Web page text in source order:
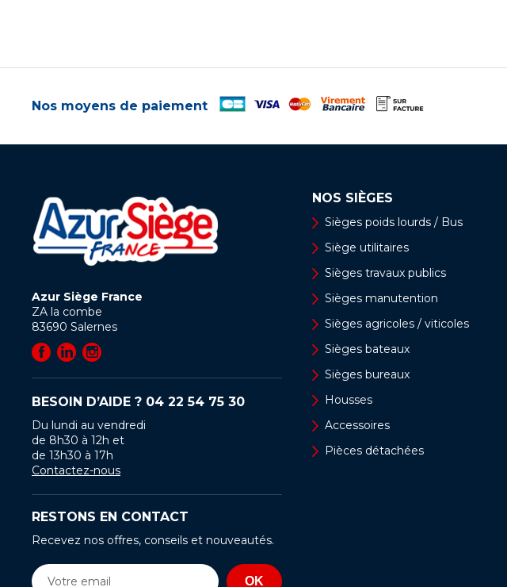
Nos moyens de paiement
Azur Siège France
ZA la combe
83690 Salernes
BESOIN D’AIDE ? 04 22 54 75 30
Du lundi au vendredi
de 8h30 à 12h et
de 13h30 à 17h
Contactez-nous
RESTONS EN CONTACT
Recevez nos offres, conseils et nouveautés.
NOS SIÈGES
Sièges poids lourds / Bus
Siège utilitaires
Sièges travaux publics
Sièges manutention
Sièges agricoles / viticoles
Sièges bateaux
Sièges bureaux
Housses
Accessoires
Pièces détachées